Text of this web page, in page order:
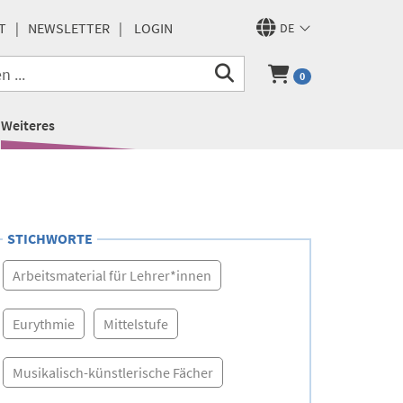
DE
NEWSLETTER LOGIN
0
Weiteres
STICHWORTE
Arbeitsmaterial für Lehrer*innen
Eurythmie Mittelstufe
Musikalisch-künstlerische Fächer